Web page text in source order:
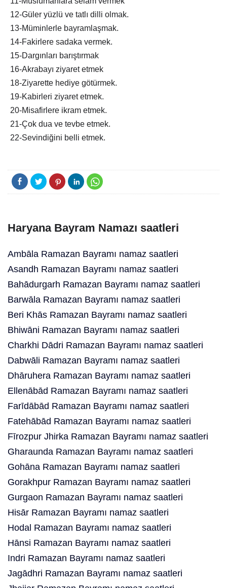
12-Güler yüzlü ve tatlı dilli olmak.
13-Müminlerle bayramlaşmak.
14-Fakirlere sadaka vermek.
15-Dargınları barıştırmak
16-Akrabayı ziyaret etmek
18-Ziyarette hediye götürmek.
19-Kabirleri ziyaret etmek.
20-Misafirlere ikram etmek.
21-Çok dua ve tevbe etmek.
22-Sevindiğini belli etmek.
Haryana Bayram Namazı saatleri
Ambāla Ramazan Bayramı namaz saatleri
Asandh Ramazan Bayramı namaz saatleri
Bahādurgarh Ramazan Bayramı namaz saatleri
Barwāla Ramazan Bayramı namaz saatleri
Beri Khās Ramazan Bayramı namaz saatleri
Bhiwāni Ramazan Bayramı namaz saatleri
Charkhi Dādri Ramazan Bayramı namaz saatleri
Dabwāli Ramazan Bayramı namaz saatleri
Dhāruhera Ramazan Bayramı namaz saatleri
Ellenābād Ramazan Bayramı namaz saatleri
Farīdābād Ramazan Bayramı namaz saatleri
Fatehābād Ramazan Bayramı namaz saatleri
Fīrozpur Jhirka Ramazan Bayramı namaz saatleri
Gharaunda Ramazan Bayramı namaz saatleri
Gohāna Ramazan Bayramı namaz saatleri
Gorakhpur Ramazan Bayramı namaz saatleri
Gurgaon Ramazan Bayramı namaz saatleri
Hisār Ramazan Bayramı namaz saatleri
Hodal Ramazan Bayramı namaz saatleri
Hānsi Ramazan Bayramı namaz saatleri
Indri Ramazan Bayramı namaz saatleri
Jagādhri Ramazan Bayramı namaz saatleri